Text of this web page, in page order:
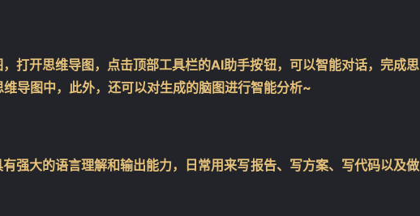
打开思维导图，点击顶部工具栏的AI助手按钮，可以智能对话，完成思
导图中，此外，还可以对生成的脑图进行智能分析~
强大的语言理解和输出能力，日常用来写报告、写方案、写代码以及做